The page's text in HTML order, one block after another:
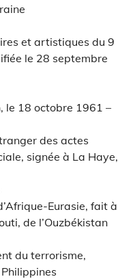
et artistiques du 9
le 28 septembre
le 18 octobre 1961 –
des actes
signée à La Haye,
Eurasie, fait à
de l’Ouzbékistan
du terrorisme,